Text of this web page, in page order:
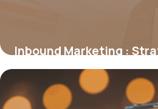
Inbound Marketing :
2026
24 juin 2026